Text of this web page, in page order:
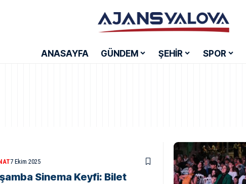
ANASAYFA GÜNDEM ŞEHİR SPOR
7 Ekim 2025
Sinema Keyfi: Bilet